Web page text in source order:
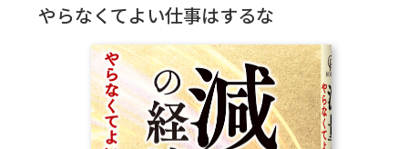
絵本
雑誌
やらなくてよい仕事はするな